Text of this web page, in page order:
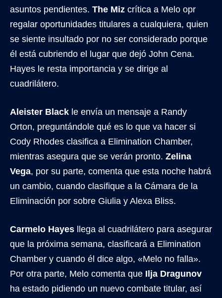
asuntos pendientes. The Miz crítica a Melo opr
regalar oportunidades titulares a cualquiera, quien
se siente insultado por no ser considerado porque
él está cubriendo el lugar que dejó John Cena.
Hayes le resta importancia y se dirige al
cuadrilátero.
Aleister Black le envía un mensaje a Randy
Orton, preguntándole qué es lo que va hacer si
Cody Rhodes clasifica a Elimination Chamber,
mientras asegura que se verán pronto. Zelina
Vega, por su parte, comenta que esta noche habrá
un cambio, cuando clasifique a la Cámara de la
Eliminación por sobre Giulia y Alexa Bliss.
Carmelo Hayes llega al cuadrilátero para asegurar
que la próxima semana, clasificará a Elimination
Chamber y cuando él dice algo, «Melo no falla».
Por otra parte, Melo comenta que Ilja Dragunov
ha estado pidiendo un nuevo combate titular, así